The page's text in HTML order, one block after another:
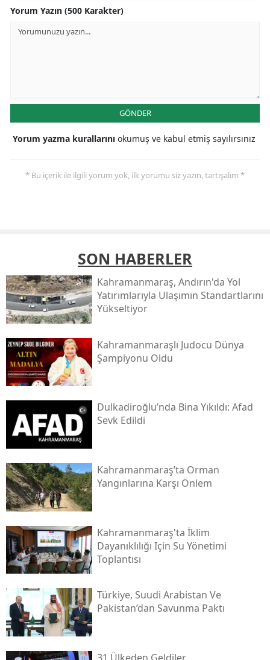
Yorum Yazın (500 Karakter)
GÖNDER
Yorum yazma kurallarını okumuş ve kabul etmiş sayılırsınız
* Bu içerik ile ilgili yorum yok, ilk yorumu siz yazın, tartışalım *
SON HABERLER
Kahramanmaraş, Andırın'da Yol
Yatırımlarıyla Ulaşımın Standartlarını
Yükseltiyor
Kahramanmaraşlı Judocu Dünya
Şampiyonu Oldu
Dulkadiroğlu’nda Bina Yıkıldı: Afad
Sevk Edildi
Kahramanmaraş’ta Orman
Yangınlarına Karşı Önlem
Kahramanmaraş'ta İklim
Dayanıklılığı Için Su Yönetimi
Toplantısı
Türkiye, Suudi Arabistan Ve
Pakistan’dan Savunma Paktı